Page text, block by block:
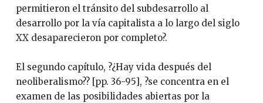
permitieron el tránsito del subdesarrollo al
desarrollo por la vía capitalista a lo largo del siglo
XX desaparecieron por completo?.
El segundo capítulo, ?¿Hay vida después del
neoliberalismo?? [pp. 36-95], ?se concentra en el
examen de las posibilidades abiertas por la